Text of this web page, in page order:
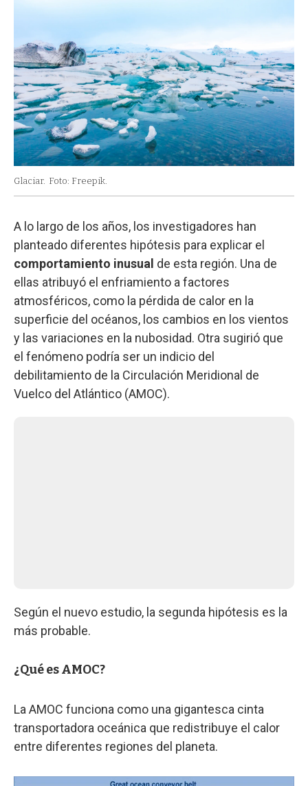
Glaciar. Foto: Freepik.
A lo largo de los años, los investigadores han
planteado diferentes hipótesis para explicar el
comportamiento inusual de esta región. Una de
ellas atribuyó el enfriamiento a factores
atmosféricos, como la pérdida de calor en la
superficie del océanos, los cambios en los vientos
y las variaciones en la nubosidad. Otra sugirió que
el fenómeno podría ser un indicio del
debilitamiento de la Circulación Meridional de
Vuelco del Atlántico (AMOC).
Según el nuevo estudio, la segunda hipótesis es la
más probable.
¿Qué es AMOC?
La AMOC funciona como una gigantesca cinta
transportadora oceánica que redistribuye el calor
entre diferentes regiones del planeta.